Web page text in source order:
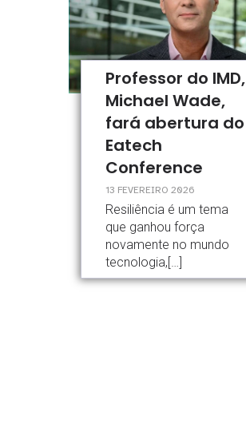
Professor do IMD,
Michael Wade,
fará abertura do
Eatech
Conference
13 FEVEREIRO 2026
Resiliência é um tema
que ganhou força
novamente no mundo
tecnologia,[…]